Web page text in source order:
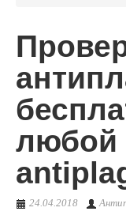
любой
24.04.2018